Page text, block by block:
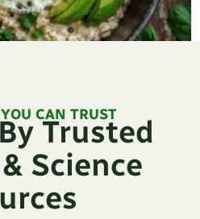
CAN TRUST
Trusted
Science